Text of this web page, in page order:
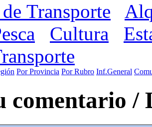
Transporte
Cultura
Por Provincia Por Rubro Inf.General
comentario /